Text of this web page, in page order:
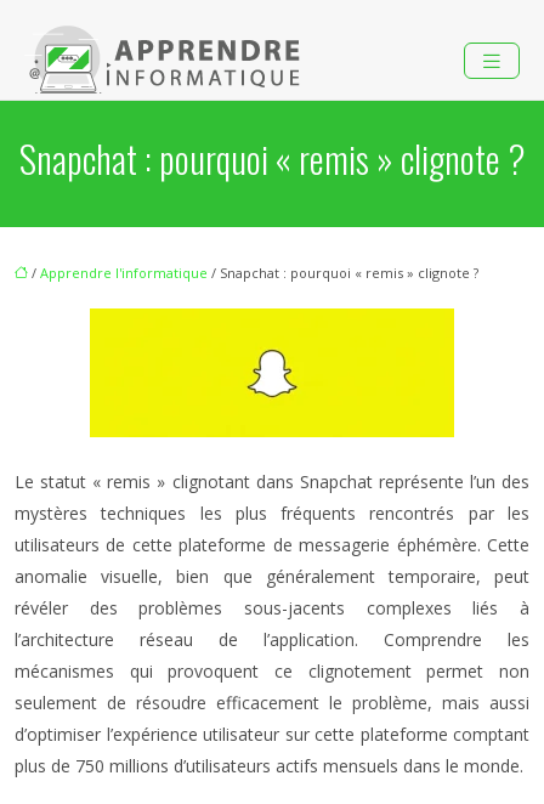
Snapchat : pourquoi « remis » clignote ?
/ Apprendre l'informatique / Snapchat : pourquoi « remis » clignote ?
Le statut « remis » clignotant dans Snapchat représente l’un des
mystères techniques les plus fréquents rencontrés par les
utilisateurs de cette plateforme de messagerie éphémère. Cette
anomalie visuelle, bien que généralement temporaire, peut
révéler des problèmes sous-jacents complexes liés à
l’architecture réseau de l’application. Comprendre les
mécanismes qui provoquent ce clignotement permet non
seulement de résoudre efficacement le problème, mais aussi
d’optimiser l’expérience utilisateur sur cette plateforme comptant
plus de 750 millions d’utilisateurs actifs mensuels dans le monde.